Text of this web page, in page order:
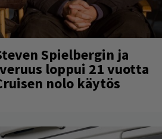
Spielbergin ja
loppui 21 vuotta
nolo käytös